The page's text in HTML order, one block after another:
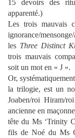
15 devoirs des
apparenté.)
Les trois mauvais
ignorance/
les Three Distinct
trois mauvais
soit un mot en « J ».
Or,
la trilogie, est un
Joaben/roi Hiram/roi
ancienne en
têtedu Ms ‘Trinity
fils de Noé du Ms